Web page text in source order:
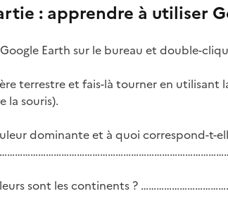
: apprendre à utiliser
Earth sur le bureau et double-
terrestre et fais-là tourner en utilisant
la souris).
dominante et à quoi correspond-t-
sont les continents ?